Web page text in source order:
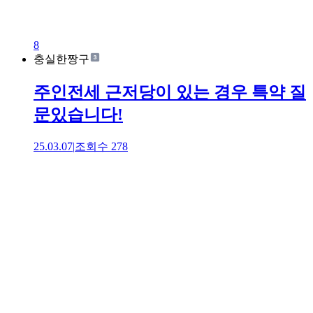
8
충실한짱구
주인전세 근저당이 있는 경우 특약 질
문있습니다!
25.03.07|조회수 278